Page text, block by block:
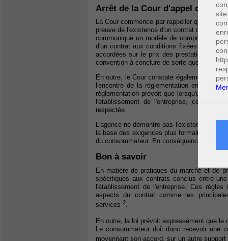
Arrêt de la Cour d'appel de
La Cour commence par rappeller qu'il
preuve de l'existence d'un contrat de
communiqué un modèle de compromis de
d'un contrat aux conditions fixées
accordées sur le prix des prestations que
convention à conclure de sorte que sans
En outre, le Cour constate également que
l'encontre de la réglementation en
réglementation prévoit que lorsqu'un
l'établissement de l'entreprise, ce
respectée.
L'agence ne démontre pas l'existence du
la base des exigences plus formalistes de
du consommateur. En conséquence, la Cour
Bon à savoir
En matière de pratiques du marché et de
spécifiques aux contrats conclus entre
l'établissement de l'entreprise. Ces
aspects du contrat comme les
services 2.
En outre, la loi prévoit expressément que
Le consommateur doit donc recevoir une
moyennant son accord, sur un autre support